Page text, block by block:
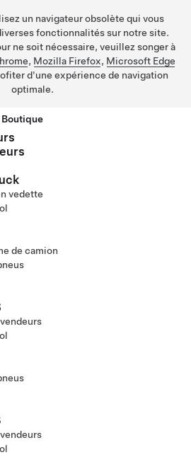
un navigateur obsolète qui vous
fonctionnalités sur notre site.
ne soit nécessaire, veuillez songer à
, Mozilla Firefox, Microsoft Edge
d'une expérience de navigation
optimale.
Boutique
vedette
de camion